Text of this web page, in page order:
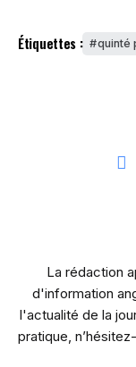
Étiquettes : quinté
La rédaction
d'information
l'actualité de la
pratique,